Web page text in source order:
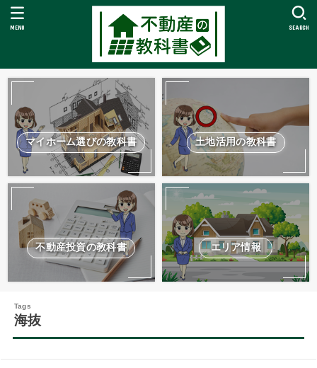
SEARCH
MENU
マイホーム選びの教科書 土地活用の教科書
不動産投資の教科書 エリア情報
海抜